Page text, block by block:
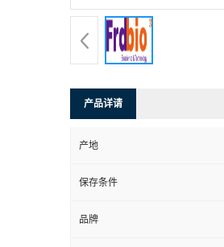
产品详请
产地
保存条件
品牌